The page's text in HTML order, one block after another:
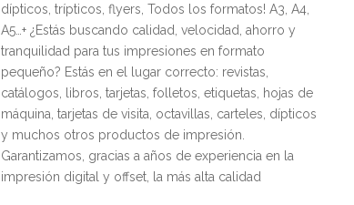
dípticos, trípticos, flyers, Todos los formatos! A3, A4,
A5…+ ¿Estás buscando calidad, velocidad, ahorro y
tranquilidad para tus impresiones en formato
pequeño? Estás en el lugar correcto: revistas,
catálogos, libros, tarjetas, folletos, etiquetas, hojas de
máquina, tarjetas de visita, octavillas, carteles, dípticos
y muchos otros productos de impresión.
Garantizamos, gracias a años de experiencia en la
impresión digital y offset, la más alta calidad